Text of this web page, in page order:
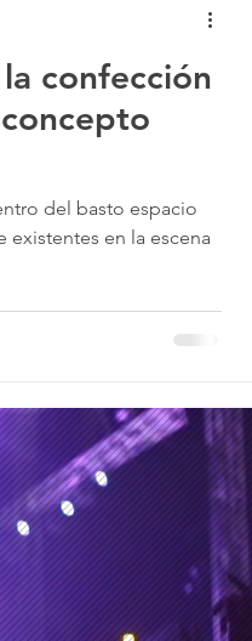
IA
confección
del basto espacio
en la escena